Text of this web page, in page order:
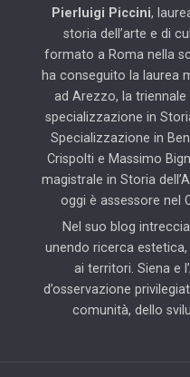
Pierluigi Piccini,
storia dell’arte e di
formato a Roma nella
ha conseguito la laurea
ad Arezzo, la triennale
specializzazione in
Specializzazione in
Crispolti e Massimo
magistrale in Storia
oggi è assessore nel
Nel suo blog
unendo ricerca
ai territori. Siena e
d’osservazione
comunità, dello